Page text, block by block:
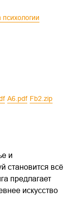
психологии
a6.pdf
fb2.zip
и
становится всё
предлагает
искусство